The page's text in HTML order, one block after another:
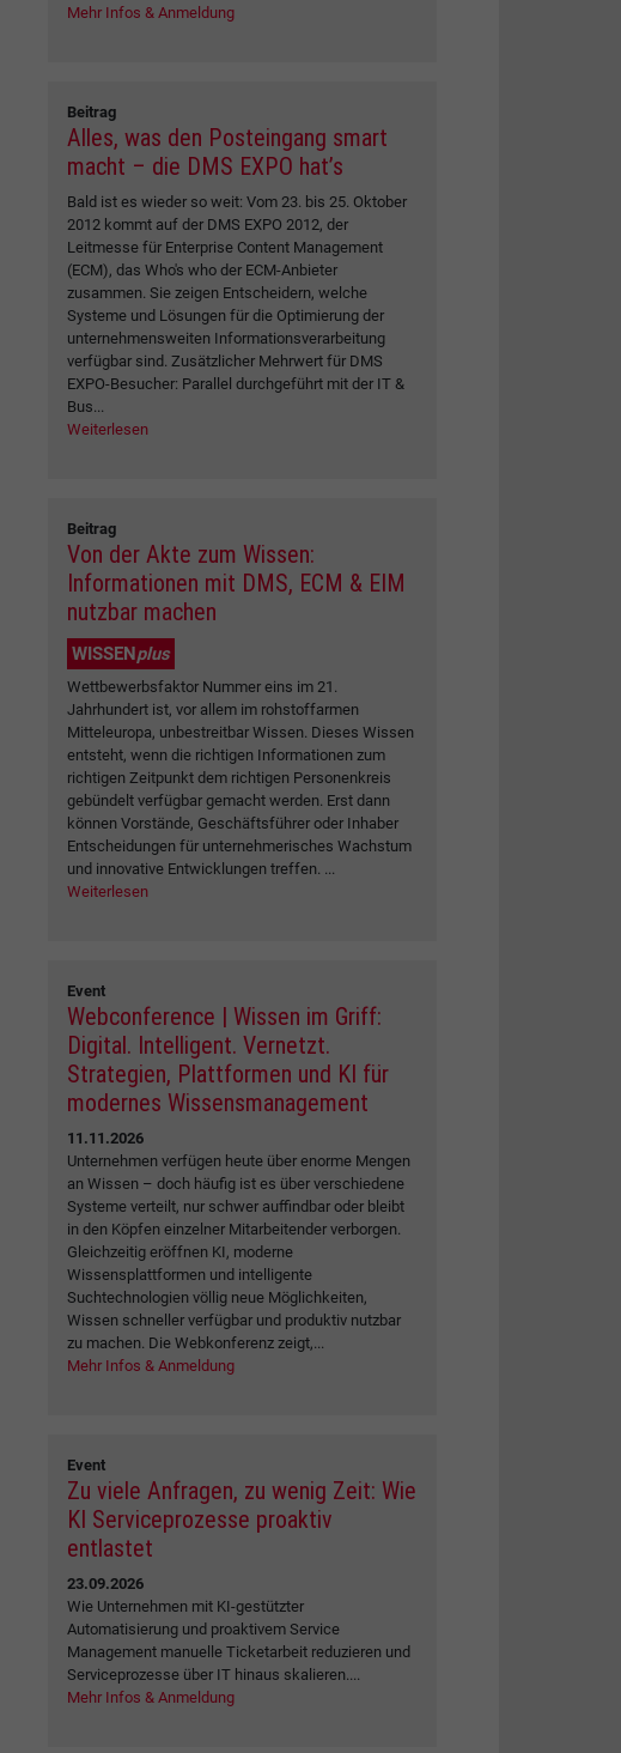
Mehr Infos & Anmeldung
Beitrag
Alles, was den Posteingang smart
macht – die DMS EXPO hat’s
Bald ist es wieder so weit: Vom 23. bis 25. Oktober
2012 kommt auf der DMS EXPO 2012, der
Leitmesse für Enterprise Content Management
(ECM), das Who's who der ECM-Anbieter
zusammen. Sie zeigen Entscheidern, welche
Systeme und Lösungen für die Optimierung der
unternehmensweiten Informationsverarbeitung
verfügbar sind. Zusätzlicher Mehrwert für DMS
EXPO-Besucher: Parallel durchgeführt mit der IT &
Bus...
Weiterlesen
Beitrag
Von der Akte zum Wissen:
Informationen mit DMS, ECM & EIM
nutzbar machen
WISSENplus
Wettbewerbsfaktor Nummer eins im 21.
Jahrhundert ist, vor allem im rohstoffarmen
Mitteleuropa, unbestreitbar Wissen. Dieses Wissen
entsteht, wenn die richtigen Informationen zum
richtigen Zeitpunkt dem richtigen Personenkreis
gebündelt verfügbar gemacht werden. Erst dann
können Vorstände, Geschäftsführer oder Inhaber
Entscheidungen für unternehmerisches Wachstum
und innovative Entwicklungen treffen. ...
Weiterlesen
Event
Webconference | Wissen im Griff:
Digital. Intelligent. Vernetzt.
Strategien, Plattformen und KI für
modernes Wissensmanagement
11.11.2026
Unternehmen verfügen heute über enorme Mengen
an Wissen – doch häufig ist es über verschiedene
Systeme verteilt, nur schwer auffindbar oder bleibt
in den Köpfen einzelner Mitarbeitender verborgen.
Gleichzeitig eröffnen KI, moderne
Wissensplattformen und intelligente
Suchtechnologien völlig neue Möglichkeiten,
Wissen schneller verfügbar und produktiv nutzbar
zu machen. Die Webkonferenz zeigt,...
Mehr Infos & Anmeldung
Event
Zu viele Anfragen, zu wenig Zeit: Wie
KI Serviceprozesse proaktiv
entlastet
23.09.2026
Wie Unternehmen mit KI-gestützter
Automatisierung und proaktivem Service
Management manuelle Ticketarbeit reduzieren und
Serviceprozesse über IT hinaus skalieren....
Mehr Infos & Anmeldung